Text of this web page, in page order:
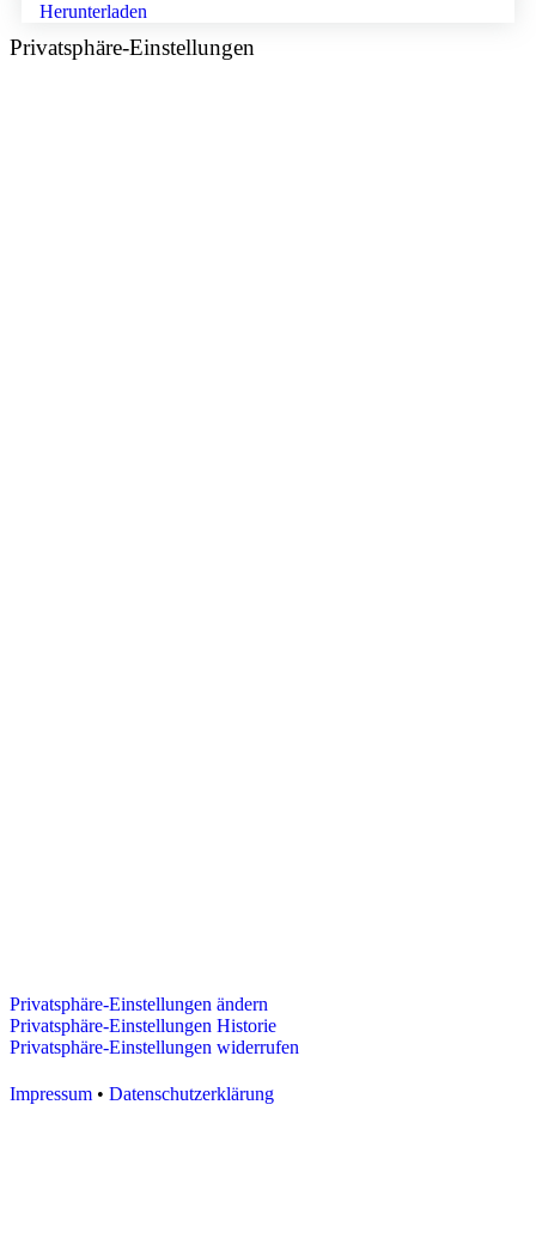
Herunterladen
Privatsphäre-Einstellungen
Privatsphäre-Einstellungen ändern
Privatsphäre-Einstellungen Historie
Privatsphäre-Einstellungen widerrufen
Impressum • Datenschutzerklärung